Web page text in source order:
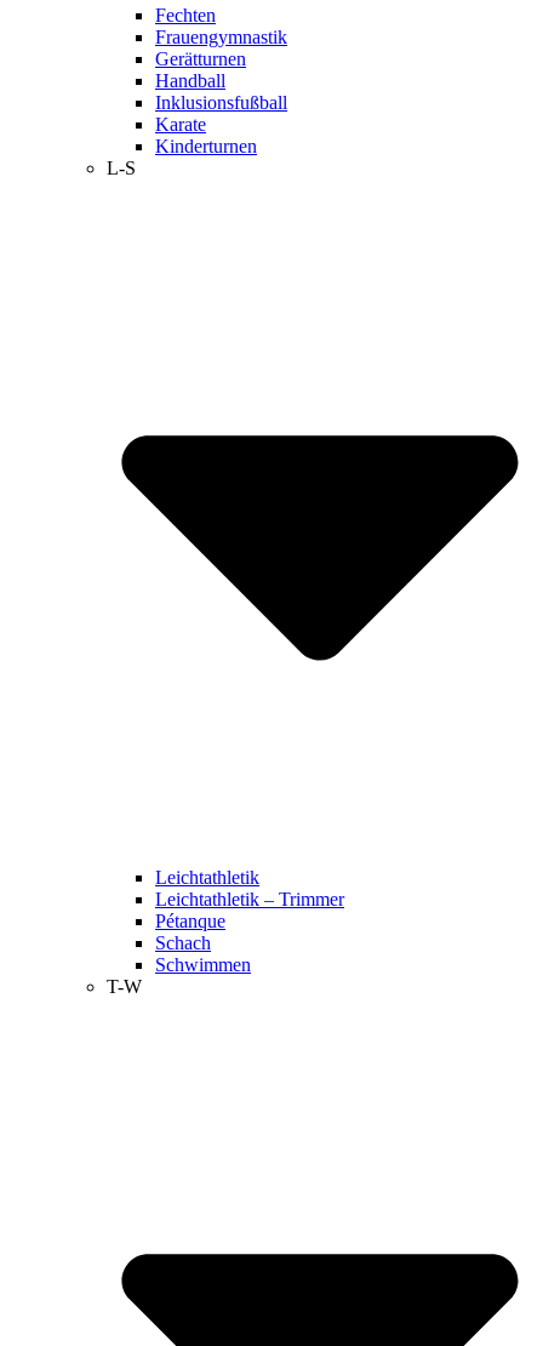
Fechten
Frauengymnastik
Gerätturnen
Handball
Inklusionsfußball
Karate
Kinderturnen
L-S
Leichtathletik
Leichtathletik – Trimmer
Pétanque
Schach
Schwimmen
T-W